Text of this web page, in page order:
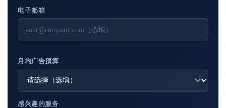
电子邮箱
月均广告预算
感兴趣的服务